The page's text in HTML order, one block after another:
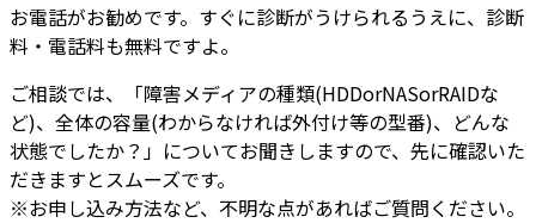
お電話がお勧めです。 すぐに診断がうけられるうえに、診断
料・電話料も無料ですよ。
ご相談では、「障害メディアの種類(HDDorNASorRAIDな
ど)、全体の容量(わからなければ外付け等の型番)、どんな
状態でしたか？」についてお聞きしますので、先に確認いた
だきますとスムーズです。
※お申し込み方法など、不明な点があればご質問ください。